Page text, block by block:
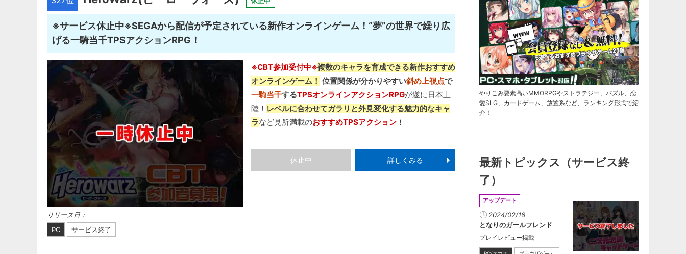
※サービス休止中※SEGAから配信が予定されている新作オンラインゲーム！“夢”の世界で繰り広
げる一騎当千TPSアクションRPG！
リリース日：
PC
サービス終了
※CBT参加受付中※複数のキャラを育成できる新作おすすめ
オンラインゲーム！ 位置関係が分かりやすい斜め上視点で
一騎当千するTPSオンラインアクションRPGが遂に日本上
陸！ レベルに合わせてガラリと外見変化する魅力的なキャ
ラなど見所満載のおすすめTPSアクション ！
休止中 詳しくみる
やりこみ要素高いMMORPGやストラテジー、パズル、恋
愛SLG、カードゲーム、放置系など、ランキング形式で紹
介！
最新トピックス（サービス終
了）
アップデート
2024/02/16
となりのガールフレンド
プレイレビュー掲載